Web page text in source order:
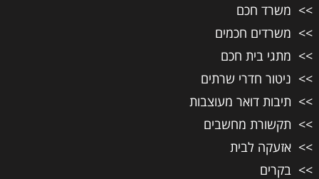
משרד חכם
משרדים חכמים
מתגי בית חכם
ניטור חדרי שרתים
תיבות דואר מעוצבות
תקשורת מחשבים
אזעקה לבית
בקרים